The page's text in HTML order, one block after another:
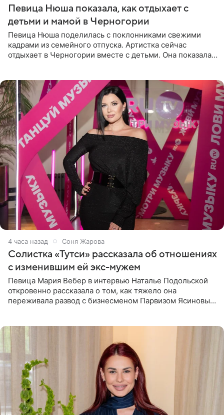
Певица Нюша показала, как отдыхает с
детьми и мамой в Черногории
Певица Нюша поделилась с поклонниками свежими
кадрами из семейного отпуска. Артистка сейчас
отдыхает в Черногории вместе с детьми. Она показала,
4 часа назад Соня Жарова
Солистка «Тутси» рассказала об отношениях
с изменившим ей экс-мужем
Певица Мария Вебер в интервью Наталье Подольской
откровенно рассказала о том, как тяжело она
переживала развод с бизнесменом Парвизом Ясиновым.